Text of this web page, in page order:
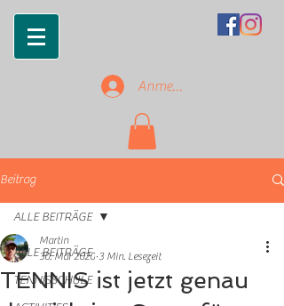
Anmelden
Beitrag
ALLE BEITRÄGE
TENNISSCHULE
ALLE BEITRÄGE
TENNIS ist jetzt genau
Martin
30. Mai 2020 3 Min. Lesezeit